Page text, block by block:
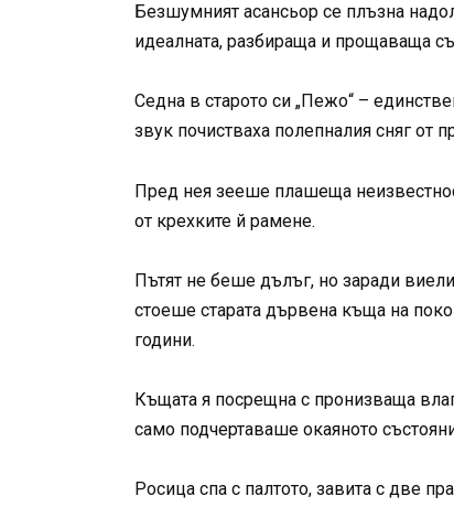
Безшумният асансьор се плъзна
идеалната, разбираща и прощаваща
Седна в старото си „Пежо“ –
звук почистваха полепналия сняг от
Пред нея зееше плашеща
от крехките й рамене.
Пътят не беше дълъг, но заради
стоеше старата дървена къща на
години.
Къщата я посрещна с пронизваща
само подчертаваше окаяното
Росица спа с палтото, завита с две